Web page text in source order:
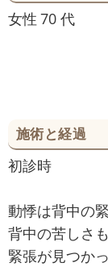
女性 70 代
施術と経過
初診時
動悸は背中の
背中の苦しさ
緊張が見つか